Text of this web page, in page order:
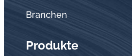
Branchen
Produkte